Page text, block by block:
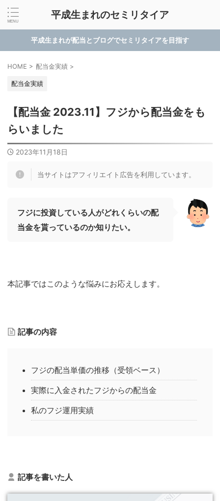
平成生まれのセミリタイア
平成生まれが配当とブログでセミリタイアを目指す
HOME > 配当金実績 >
配当金実績
【配当金 2023.11】フジから配当金をも
らいました
2023年11月18日
当サイトはアフィリエイト広告を利用しています。
フジに投資している人がどれくらいの配
当金を貰っているのか知りたい。
本記事ではこのような悩みにお応えします。
記事の内容
フジの配当単価の推移（受領ベース）
実際に入金されたフジからの配当金
私のフジ運用実績
記事を書いた人